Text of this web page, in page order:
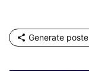
Generate